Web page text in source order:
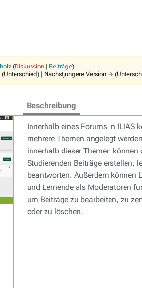
(Diskussion | Beiträge)
(Unterschied) | Nächstjüngere Version →
Beschreibung
Innerhalb eines Forums in ILIAS
mehrere Themen angelegt
innerhalb dieser Themen können
Studierenden Beiträge erstellen,
beantworten. Außerdem können
und Lernende als Moderatoren
um Beiträge zu bearbeiten, zu
oder zu löschen.